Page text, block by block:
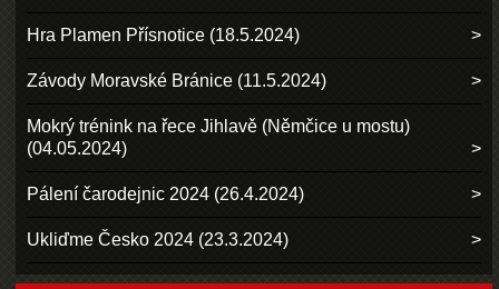
Hra Plamen Přísnotice (18.5.2024)
Závody Moravské Bránice (11.5.2024)
Mokrý trénink na řece Jihlavě (Němčice u mostu)
(04.05.2024)
Pálení čarodejnic 2024 (26.4.2024)
Ukliďme Česko 2024 (23.3.2024)